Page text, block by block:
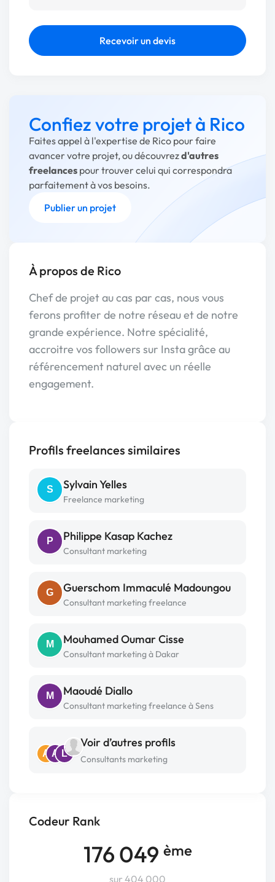
Recevoir un devis
Codeur Rank
176 049 ème
sur 404 000
Confiez votre projet à Rico
Faites appel à l'expertise de Rico pour faire
avancer votre projet, ou découvrezd'autres
freelances pour trouver celui qui correspondra
parfaitement à vos besoins.
Publier un projet
À propos de Rico
Chef de projet au cas par cas, nous vous
ferons profiter de notre réseau et de notre
grande expérience. Notre spécialité,
accroitre vos followers sur Insta grâce au
référencement naturel avec un réelle
engagement.
Profils freelances similaires
S Sylvain Yelles
Freelance marketing
P Philippe Kasap Kachez
Consultant marketing
G Guerschom Immaculé Madoungou
Consultant marketing freelance
M Mouhamed Oumar Cisse
Consultant marketing à Dakar
M Maoudé Diallo
Consultant marketing freelance à Sens
A A L
Voir d’autres profils
Consultants marketing